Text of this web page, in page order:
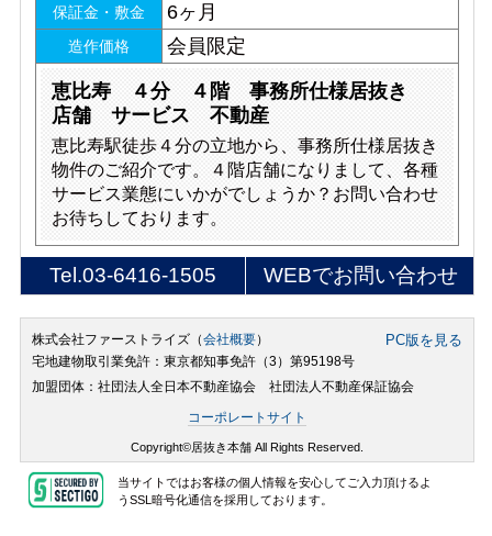
保証金・敷金 6ヶ月
造作価格 会員限定
恵比寿 ４分 ４階 事務所仕様居抜き
店舗 サービス 不動産
恵比寿駅徒歩４分の立地から、事務所仕様居抜き
物件のご紹介です。４階店舗になりまして、各種
サービス業態にいかがでしょうか？お問い合わせ
お待ちしております。
Tel.03-6416-1505 WEBでお問い合わせ
株式会社ファーストライズ（会社概要） PC版を見る
宅地建物取引業免許：東京都知事免許（3）第95198号
加盟団体：社団法人全日本不動産協会 社団法人不動産保証協会
コーポレートサイト
Copyright©居抜き本舗 All Rights Reserved.
当サイトではお客様の個人情報を安心してご入力頂けるよ
うSSL暗号化通信を採用しております。